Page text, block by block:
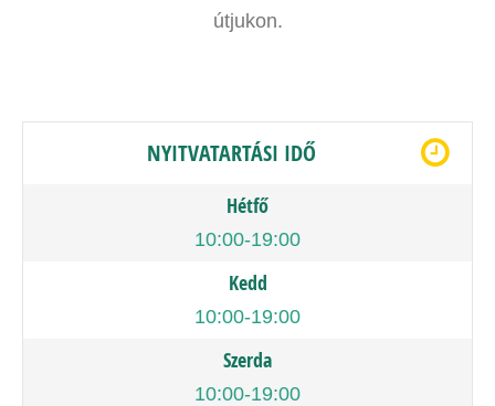
útjukon.
NYITVATARTÁSI IDŐ
Hétfő
10:00-19:00
Kedd
10:00-19:00
Szerda
10:00-19:00